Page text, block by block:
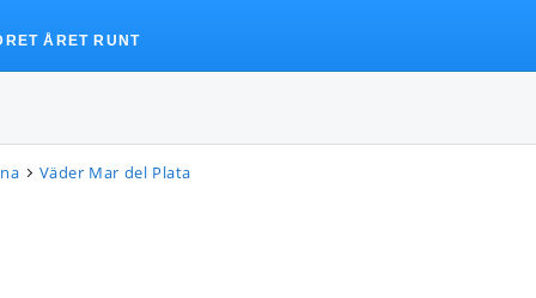
Väder Mar del Plata
ÅRET RUNT